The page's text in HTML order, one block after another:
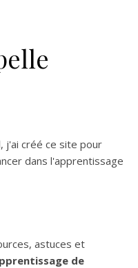
j'ai créé ce site pour
dans l'apprentissage
astuces et
de